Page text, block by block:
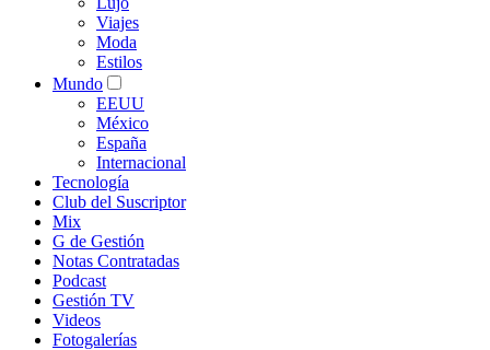
Viajes
Moda
Estilos
Mundo
EEUU
México
España
Internacional
Tecnología
Club del Suscriptor
Mix
G de Gestión
Notas Contratadas
Podcast
Gestión TV
Videos
Fotogalerías